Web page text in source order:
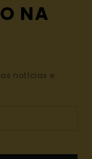
NA
notícias e